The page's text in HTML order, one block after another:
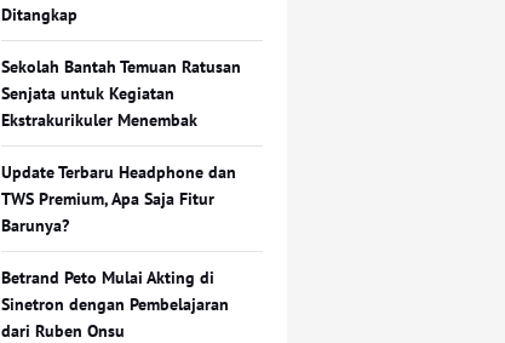
Ditangkap
Sekolah Bantah Temuan Ratusan
Senjata untuk Kegiatan
Ekstrakurikuler Menembak
Update Terbaru Headphone dan
TWS Premium, Apa Saja Fitur
Barunya?
Betrand Peto Mulai Akting di
Sinetron dengan Pembelajaran
dari Ruben Onsu